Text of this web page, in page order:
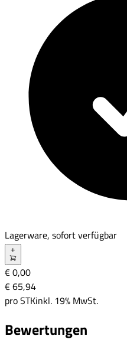
Lagerware, sofort verfügbar
€ 0,00
€ 65,94
proSTKinkl. 19% MwSt.
Bewertungen